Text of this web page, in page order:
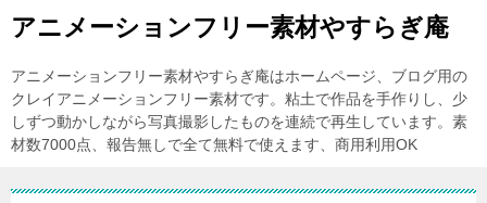
アニメーションフリー素材やすらぎ庵
アニメーションフリー素材やすらぎ庵はホームページ、ブログ用の
クレイアニメーションフリー素材です。粘土で作品を手作りし、少
しずつ動かしながら写真撮影したものを連続で再生しています。素
材数7000点、報告無しで全て無料で使えます、商用利用OK